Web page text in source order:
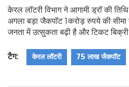
केरल लॉटरी विभाग ने आगामी ड्रॉ की
अगला बड़ा जैकपॉट 1 करोड़ रुपये की
जनता में उत्सुकता बढ़ी है और टिकट बिक्री
टैग: केरल लॉटरी 75 लाख जैकपॉट